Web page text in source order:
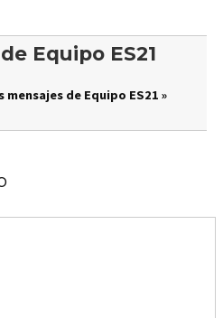
Equipo ES21
de Equipo ES21 »